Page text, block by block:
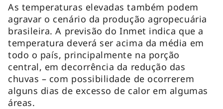
As temperaturas elevadas também podem
agravar o cenário da produção agropecuária
brasileira. A previsão do Inmet indica que a
temperatura deverá ser acima da média em
todo o país, principalmente na porção
central, em decorrência da redução das
chuvas – com possibilidade de ocorrerem
alguns dias de excesso de calor em algumas
áreas.